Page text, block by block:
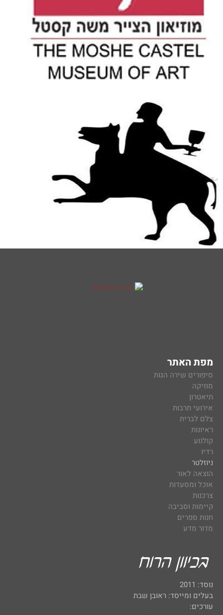
מפת האתר
סיפורים שירה הגות
מוזיקה
תיאטרון
אירועי תרבות
צלם לברית
ראיונות
קולנוע
רדיו
ניוזלטר
הוצאה לאור
אוכל ומסעדות
צרכנות
קיימות וסביבה
חנות ספרים
מדור מדע
נוסד: 2011
בעלים ומייסד: ראובן שבת
עורכים: